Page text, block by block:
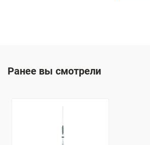
Ранее вы смотрели